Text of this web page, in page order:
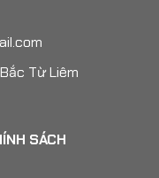
Từ Liêm
SÁCH